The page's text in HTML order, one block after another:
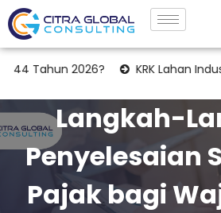
2026? KRK Lahan Industri:
Langkah-
Penyelesaian
Pajak bagi